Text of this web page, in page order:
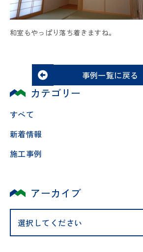
和室もやっぱり落ち着きますね。
事例一覧に戻る
カテゴリー
すべて
新着情報
施工事例
アーカイブ